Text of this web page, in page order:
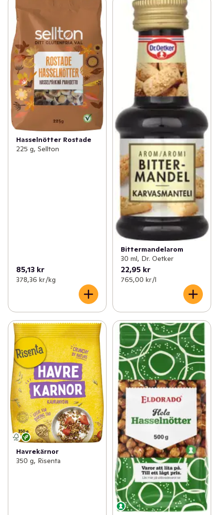
Hasselnötter Rostade
225 g, Sellton
85,13 kr
378,36 kr /kg
Bittermandelarom
30 ml, Dr. Oetker
22,95 kr
765,00 kr /l
Havrekärnor
350 g, Risenta